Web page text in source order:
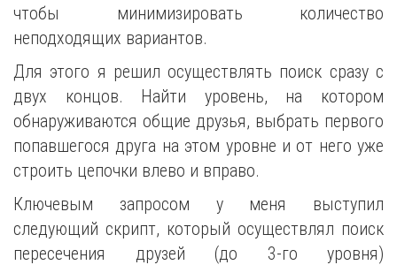
чтобы минимизировать количество
неподходящих вариантов.
Для этого я решил осуществлять поиск сразу с
двух концов. Найти уровень, на котором
обнаруживаются общие друзья, выбрать первого
попавшегося друга на этом уровне и от него уже
строить цепочки влево и вправо.
Ключевым запросом у меня выступил
следующий скрипт, который осуществлял поиск
пересечения друзей (до 3-го уровня)